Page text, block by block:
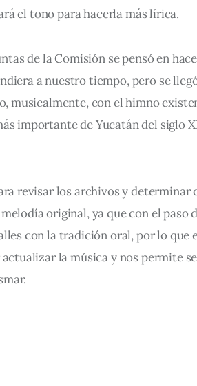
el tono para hacerla más lírica.
de la Comisión se pensó en
a nuestro tiempo, pero se
musicalmente, con el himno
importante de Yucatán del siglo
revisar los archivos y determinar
original, ya que con el paso
con la tradición oral, por lo que
la música y nos permite